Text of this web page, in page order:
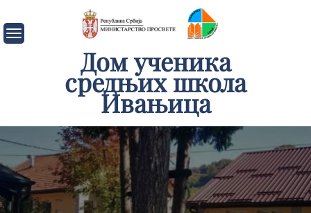
to
content
Дом ученика
средњих школа
Ивањица